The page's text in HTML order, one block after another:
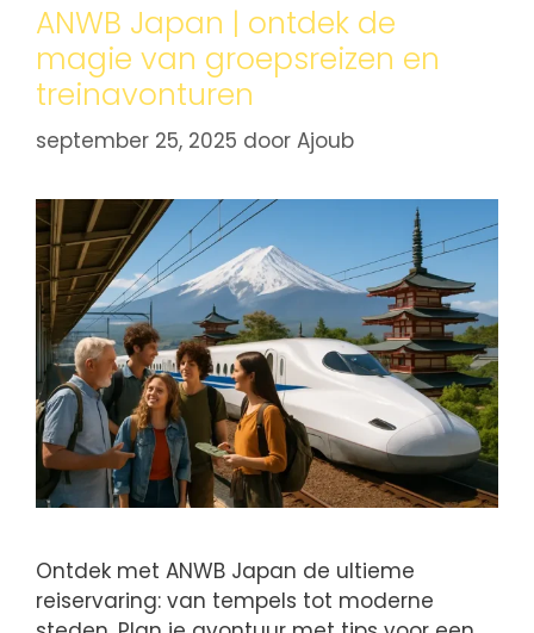
ANWB Japan | ontdek de
magie van groepsreizen en
treinavonturen
september 25, 2025 door Ajoub
Ontdek met ANWB Japan de ultieme
reiservaring: van tempels tot moderne